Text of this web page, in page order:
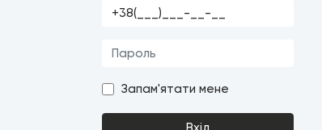
Запам'ятати мене